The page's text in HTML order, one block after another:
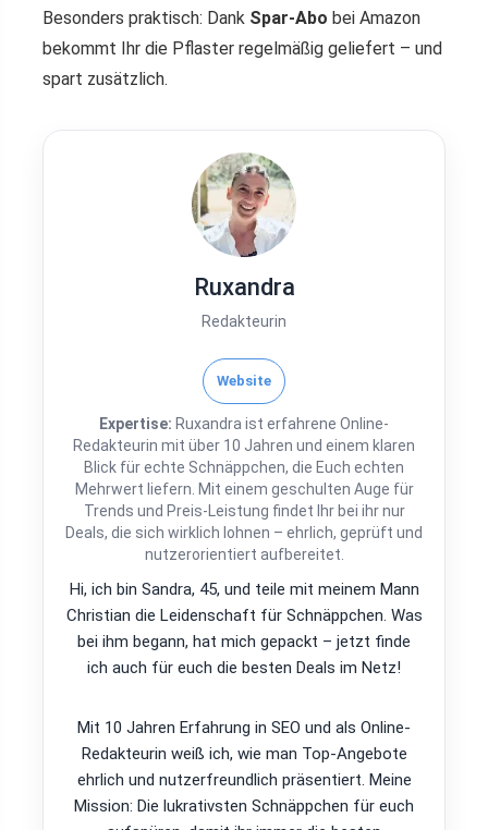
Besonders praktisch: Dank Spar-Abo bei Amazon
bekommt Ihr die Pflaster regelmäßig geliefert – und
spart zusätzlich.
Ruxandra
Redakteurin
Website
Expertise: Ruxandra ist erfahrene Online-
Redakteurin mit über 10 Jahren und einem klaren
Blick für echte Schnäppchen, die Euch echten
Mehrwert liefern. Mit einem geschulten Auge für
Trends und Preis-Leistung findet Ihr bei ihr nur
Deals, die sich wirklich lohnen – ehrlich, geprüft und
nutzerorientiert aufbereitet.
Hi, ich bin Sandra, 45, und teile mit meinem Mann
Christian die Leidenschaft für Schnäppchen. Was
bei ihm begann, hat mich gepackt – jetzt finde
ich auch für euch die besten Deals im Netz!
Mit 10 Jahren Erfahrung in SEO und als Online-
Redakteurin weiß ich, wie man Top-Angebote
ehrlich und nutzerfreundlich präsentiert. Meine
Mission: Die lukrativsten Schnäppchen für euch